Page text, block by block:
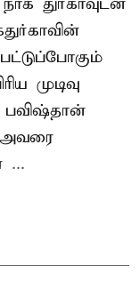
துர்காவுடன்
முடிவு
பவிஷ்தான்
அவரை
...